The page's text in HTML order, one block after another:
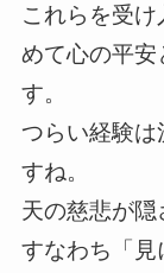
これらを受
めて心の平
す。
つらい経験
すね。
天の慈悲が隠
すなわち「見